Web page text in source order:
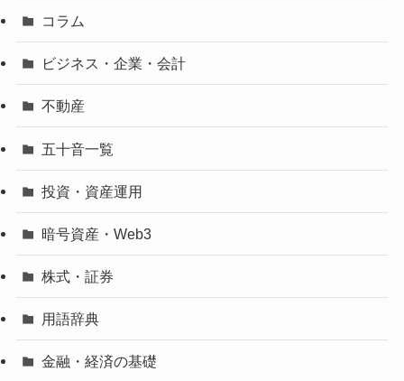
コラム
ビジネス・企業・会計
不動産
五十音一覧
投資・資産運用
暗号資産・Web3
株式・証券
用語辞典
金融・経済の基礎